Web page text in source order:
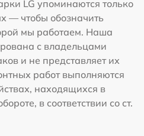
LG упоминаются только
— чтобы обозначить
мы работаем. Наша
с владельцами
и не представляет их
работ выполняются
находящихся в
в соответствии со ст.